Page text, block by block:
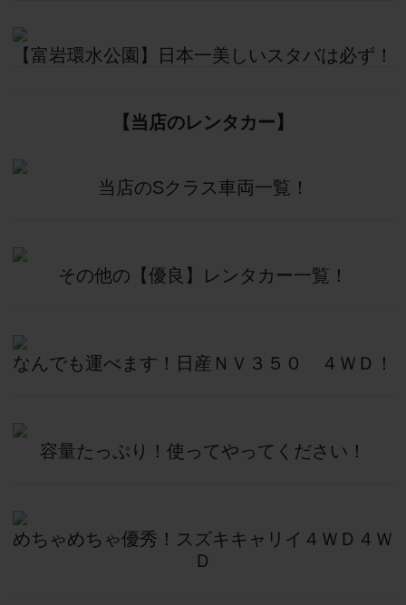
【富岩環水公園】日本一美しいスタバは必ず！
【当店のレンタカー】
当店のSクラス車両一覧！
その他の【優良】レンタカー一覧！
なんでも運べます！日産ＮＶ３５０　４ＷＤ！
容量たっぷり！使ってやってください！
めちゃめちゃ優秀！スズキキャリイ４ＷＤ４Ｗ
Ｄ